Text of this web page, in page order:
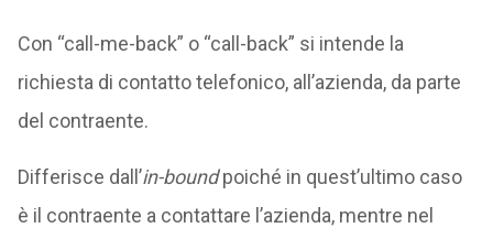
Con “call-me-back” o “call-back” si intende la
richiesta di contatto telefonico, all’azienda, da parte
del contraente.
Differisce dall’in-boundpoiché in quest’ultimo caso
è il contraente a contattare l’azienda, mentre nel